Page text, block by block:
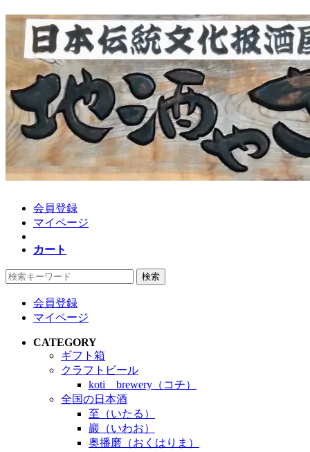
会員登録
マイページ
カート
検索
会員登録
マイページ
CATEGORY
ギフト箱
クラフトビール
koti brewery（コチ）
全国の日本酒
至（いたる）
巖（いわお）
奥播磨（おくはりま）